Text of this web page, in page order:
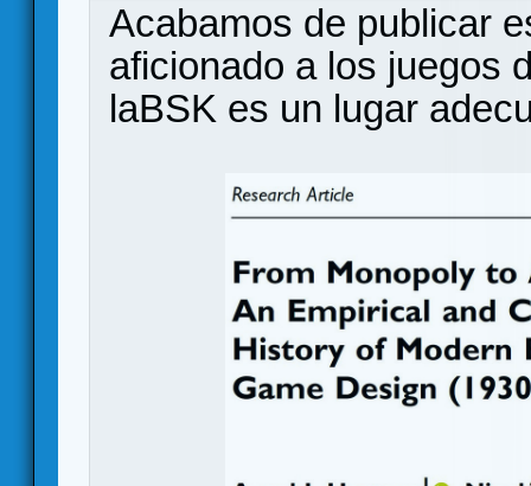
Acabamos de publicar
aficionado a los juegos
laBSK es un lugar